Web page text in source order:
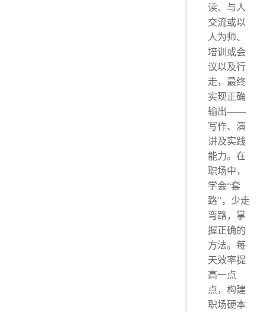
读、与人
交流或以
人为师、
培训或会
议以及行
走，最终
实现正确
输出——
写作、演
讲及实践
能力。在
职场中，
学会“套
路”，少走
弯路，掌
握正确的
方法。每
天效率提
高一点
点，构建
职场硬本